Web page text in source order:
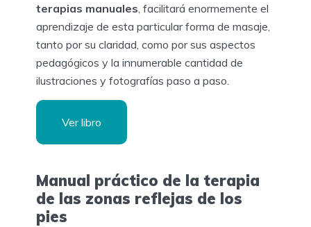
terapias manuales , facilitará enormemente el
aprendizaje de esta particular forma de masaje,
tanto por su claridad, como por sus aspectos
pedagógicos y la innumerable cantidad de
ilustraciones y fotografías paso a paso.
Ver libro
Manual práctico de la terapia
de las zonas reflejas de los
pies